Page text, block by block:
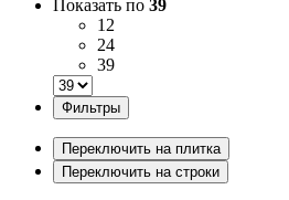
Показать по 39
12
24
39
Фильтры
Переключить на плитка
Переключить на строки